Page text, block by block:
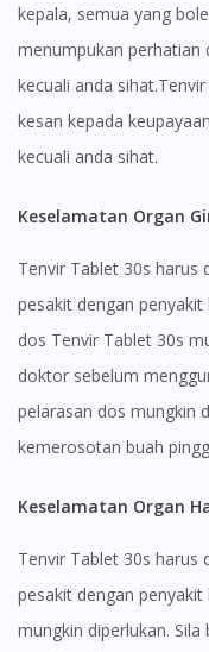
kepala, semua yang
menumpukan perhatian
kecuali anda
kesan kepada
kecuali anda sihat.
Keselamatan Organ
Tenvir Tablet 30s harus
pesakit dengan
dos Tenvir Tablet 30s
doktor sebelum
pelarasan dos mungkin
kemerosotan buah
Keselamatan Organ
Tenvir Tablet 30s harus
pesakit dengan
mungkin diperlukan.